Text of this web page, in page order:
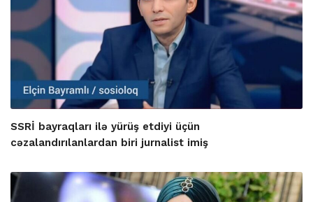
SSRİ bayraqları ilə yürüş etdiyi üçün
cəzalandırılanlardan biri jurnalist imiş